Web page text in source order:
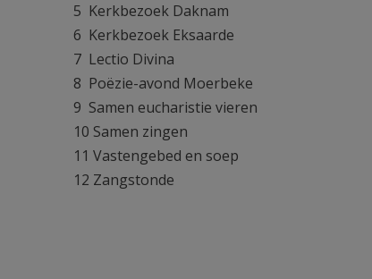
5 Kerkbezoek Daknam
6 Kerkbezoek Eksaarde
7 Lectio Divina
8 Poëzie-avond Moerbeke
9 Samen eucharistie vieren
10 Samen zingen
11 Vastengebed en soep
12 Zangstonde